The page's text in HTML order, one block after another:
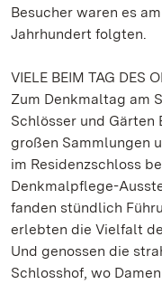
Besucher waren es
Jahrhundert folgten.
VIELE BEIM TAG DES
Zum Denkmaltag am
Schlösser und
großen Sammlungen
im Residenzschloss
Denkmalpflege-
fanden stündlich
erlebten die Vielfalt
Und genossen die
Schlosshof, wo